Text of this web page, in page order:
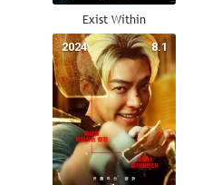
Exist Within
8.1
2024